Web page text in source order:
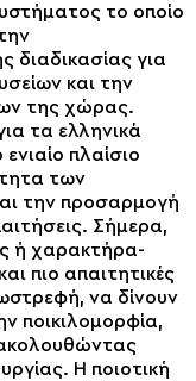
το οποίο
διαδικασίας για
και την
της χώρας.
τα ελληνικά
πλαίσιο
των
την προσαρμογή
Σήμερα,
ή χαρακτήρα-
πιο απαιτητικές
να δίνουν
ποικιλομορφία,
Η ποιοτική